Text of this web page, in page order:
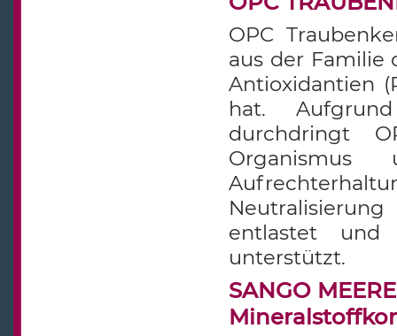
OPC
aus der Familie
Antioxidantien
hat.
durchdringt
entlastet und
unterstützt.
SANGO